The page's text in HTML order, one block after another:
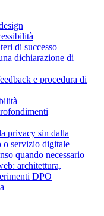
di successo
dichiarazione di
e procedura di
privacy sin dalla
o servizio digitale
quando necessario
architettura,
DPO